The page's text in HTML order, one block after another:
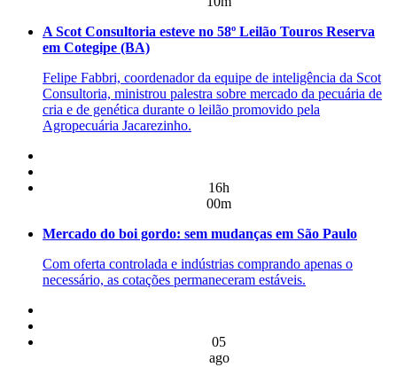
A Scot Consultoria esteve no 58º Leilão Touros Reserva
em Cotegipe (BA)
Felipe Fabbri, coordenador da equipe de inteligência da Scot
Consultoria, ministrou palestra sobre mercado da pecuária de
cria e de genética durante o leilão promovido pela
Agropecuária Jacarezinho.
16h
00m
Mercado do boi gordo: sem mudanças em São Paulo
Com oferta controlada e indústrias comprando apenas o
necessário, as cotações permaneceram estáveis.
05
ago